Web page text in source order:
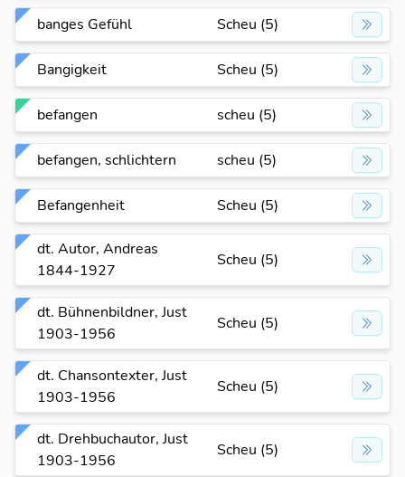
banges Gefühl Scheu (5)
Bangigkeit Scheu (5)
befangen scheu (5)
befangen, schlichtern scheu (5)
Befangenheit Scheu (5)
dt. Autor, Andreas
1844-1927
Scheu (5)
dt. Bühnenbildner, Just
1903-1956
Scheu (5)
dt. Chansontexter, Just
1903-1956
Scheu (5)
dt. Drehbuchautor, Just
1903-1956
Scheu (5)